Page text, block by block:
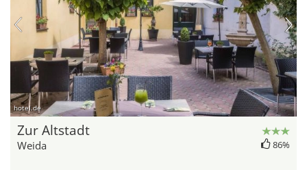
hotel.de
Zur Altstadt
Weida 86%